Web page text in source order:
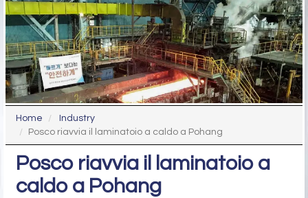
Home
Industry
Posco riavvia il laminatoio a caldo a Pohang
Posco riavvia il laminatoio a
caldo a Pohang